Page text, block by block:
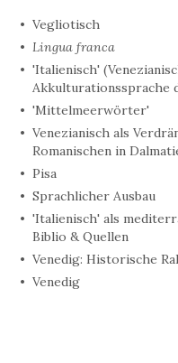
Vegliotisch
Lingua franca
'Italienisch'
Akkulturationssprache
'Mittelmeerwörter'
Venezianisch als
Romanischen in
Pisa
Sprachlicher Ausbau
'Italienisch' als
Biblio & Quellen
Venedig: Historische
Venedig